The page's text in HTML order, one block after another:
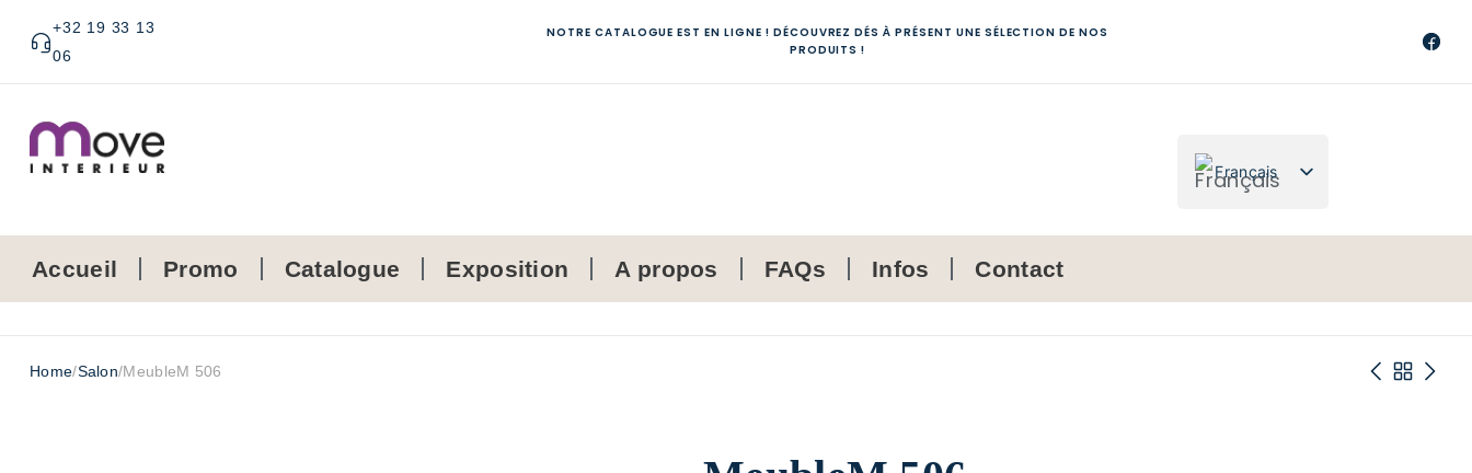
+32 19 33 13
06
NOTRE CATALOGUE EST EN LIGNE ! DÉCOUVREZ DÉS À PRÉSENT UNE SÉLECTION DE NOS
PRODUITS !
Français
Accueil Promo Catalogue Exposition A propos FAQs Infos Contact
Home/Salon/MeubleM 506